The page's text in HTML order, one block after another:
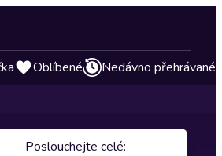
Oblíbené Nedávno přehrávané
Poslouchejte celé: